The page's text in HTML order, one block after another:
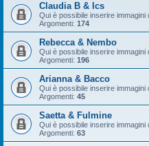
Claudia B & Ics
Qui è possibile inserire immagini
Argomenti: 174
Rebecca & Nembo
Qui è possibile inserire
Argomenti: 196
Arianna & Bacco
Qui è possibile inserire immagini
Argomenti: 45
Saetta & Fulmine
Qui è possibile inserire immagini
Argomenti: 63